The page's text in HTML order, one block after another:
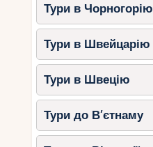
Тури в Чорногорію
Тури в Швейцарію
Тури в Швецію
Тури до В’єтнаму